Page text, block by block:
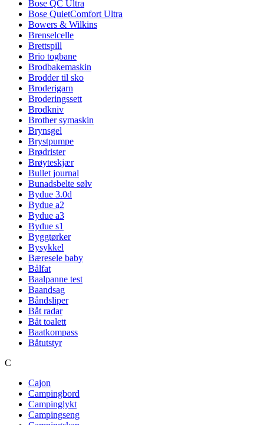
Bose QC Ultra
Bose QuietComfort Ultra
Bowers & Wilkins
Brenselcelle
Brettspill
Brio togbane
Brodbakemaskin
Brodder til sko
Broderigarn
Broderingssett
Brodkniv
Brother symaskin
Brynsgel
Brystpumpe
Brødrister
Brøyteskjær
Bullet journal
Bunadsbelte sølv
Bydue 3.0d
Bydue a2
Bydue a3
Bydue s1
Byggtørker
Bysykkel
Bæresele baby
Bålfat
Baalpanne test
Baandsag
Båndsliper
Båt radar
Båt toalett
Baatkompass
Båtutstyr
C
Cajon
Campingbord
Campinglykt
Campingseng